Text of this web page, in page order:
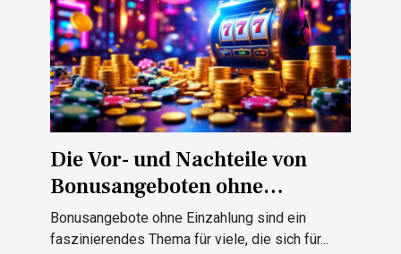
Die Vor- und Nachteile von
Bonusangeboten ohne
Einzahlung
Bonusangebote ohne Einzahlung sind ein
faszinierendes Thema für viele, die sich für...